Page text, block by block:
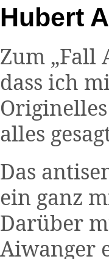
Hubert
Zum „Fall
dass ich
alles
Das
ein ganz
Darüber
Aiwanger